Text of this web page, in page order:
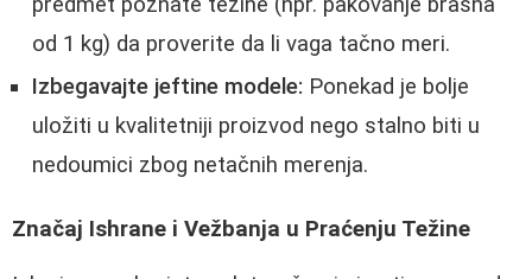
od 1 kg) da proverite da li vaga tačno meri.
Izbegavajte jeftine modele: Ponekad je bolje
uložiti u kvalitetniji proizvod nego stalno biti u
nedoumici zbog netačnih merenja.
Značaj Ishrane i Vežbanja u Praćenju Težine